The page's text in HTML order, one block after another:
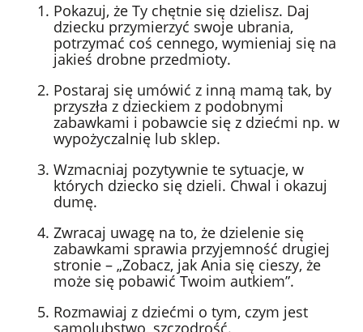
Pokazuj, że Ty chętnie się dzielisz. Daj
dziecku przymierzyć swoje ubrania,
potrzymać coś cennego, wymieniaj się na
jakieś drobne przedmioty.
Postaraj się umówić z inną mamą tak, by
przyszła z dzieckiem z podobnymi
zabawkami i pobawcie się z dziećmi np. w
wypożyczalnię lub sklep.
Wzmacniaj pozytywnie te sytuacje, w
których dziecko się dzieli. Chwal i okazuj
dumę.
Zwracaj uwagę na to, że dzielenie się
zabawkami sprawia przyjemność drugiej
stronie – „Zobacz, jak Ania się cieszy, że
może się pobawić Twoim autkiem”.
Rozmawiaj z dziećmi o tym, czym jest
samolubstwo, szczodrość.